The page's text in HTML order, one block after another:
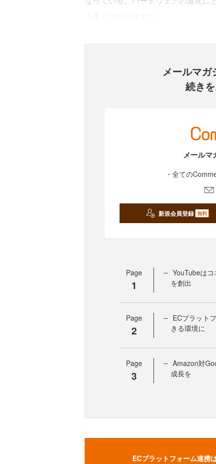
メールマガ
続き
メールマ
・全ての
新規会員登録 無料
Page
1
YouTubeは
を創出
Page
2
ECプラット
きる環境に
Page
3
Amazon対
成長を
ECプラットフォーム連携